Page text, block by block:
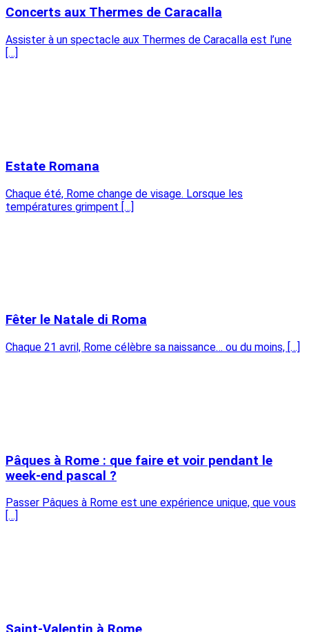
Concerts aux Thermes de Caracalla
Assister à un spectacle aux Thermes de Caracalla est l’une
[…]
Estate Romana
Chaque été, Rome change de visage. Lorsque les
températures grimpent […]
Fêter le Natale di Roma
Chaque 21 avril, Rome célèbre sa naissance… ou du moins, […]
Pâques à Rome : que faire et voir pendant le
week-end pascal ?
Passer Pâques à Rome est une expérience unique, que vous
[…]